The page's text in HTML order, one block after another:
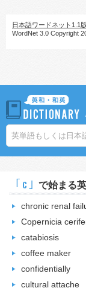
日本語ワードネット1.1版
WordNet 3.0 Copyright
｢c｣ で始まる
chronic renal
Copernicia
catabiosis
coffee maker
confidentially
cultural attache